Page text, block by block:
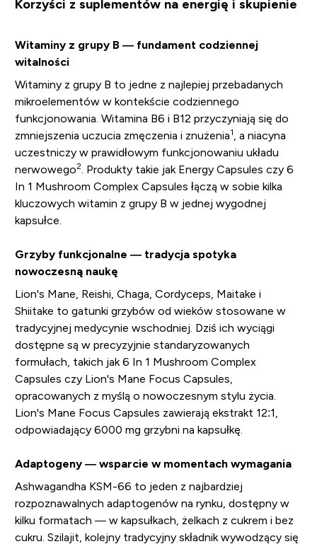
Korzyści z suplementów na energię i skupienie
Witaminy z grupy B — fundament codziennej
witalności
Witaminy z grupy B to jedne z najlepiej przebadanych
mikroelementów w kontekście codziennego
funkcjonowania. Witamina B6 i B12 przyczyniają się do
zmniejszenia uczucia zmęczenia i znużenia1
, a niacyna
uczestniczy w prawidłowym funkcjonowaniu układu
nerwowego2. Produkty takie jak Energy Capsules czy 6
In 1 Mushroom Complex Capsules łączą w sobie kilka
kluczowych witamin z grupy B w jednej wygodnej
kapsułce.
Grzyby funkcjonalne — tradycja spotyka
nowoczesną naukę
Lion's Mane, Reishi, Chaga, Cordyceps, Maitake i
Shiitake to gatunki grzybów od wieków stosowane w
tradycyjnej medycynie wschodniej. Dziś ich wyciągi
dostępne są w precyzyjnie standaryzowanych
formułach, takich jak 6 In 1 Mushroom Complex
Capsules czy Lion's Mane Focus Capsules,
opracowanych z myślą o nowoczesnym stylu życia.
Lion's Mane Focus Capsules zawierają ekstrakt 12:1,
odpowiadający 6000 mg grzybni na kapsułkę.
Adaptogeny — wsparcie w momentach wymagania
Ashwagandha KSM-66 to jeden z najbardziej
rozpoznawalnych adaptogenów na rynku, dostępny w
kilku formatach — w kapsułkach, żelkach z cukrem i bez
cukru. Szilajit, kolejny tradycyjny składnik wywodzący się